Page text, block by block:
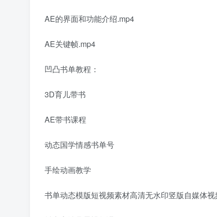
AE的界面和功能介绍.mp4
AE关键帧.mp4
凹凸书单教程：
3D育儿带书
AE带书课程
动态国学情感书单号
手绘动画教学
书单动态模版短视频素材高清无水印竖版自媒体